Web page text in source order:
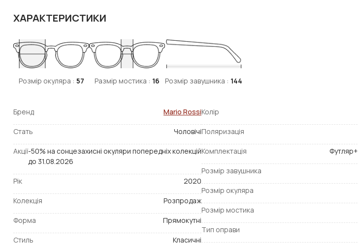
ХАРАКТЕРИСТИКИ
Розмір окуляра : 57 Размір мостика : 16 Розмір завушника : 144
Бренд Mario Rossi
Стать Чоловічі
Акції-50% на сонцезахисні окуляри попередніх колекцій
до 31.08.2026
Рік 2020
Колекція Розпродаж
Форма Прямокутні
Стиль Класичні
Колір
Поляризація
Комплектація
Розмір завушника
Розмір окуляра
Розмір мостика
Тип оправи